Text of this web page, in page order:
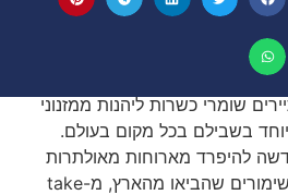
שומרי כשרות ליהנות ממזנוני
בשבילם בכל מקום בעולם.
להיפרד מארוחות מאולתרות
ב'חמגשיות', מקופסאות שימורים שהביאו מהארץ, מ-take